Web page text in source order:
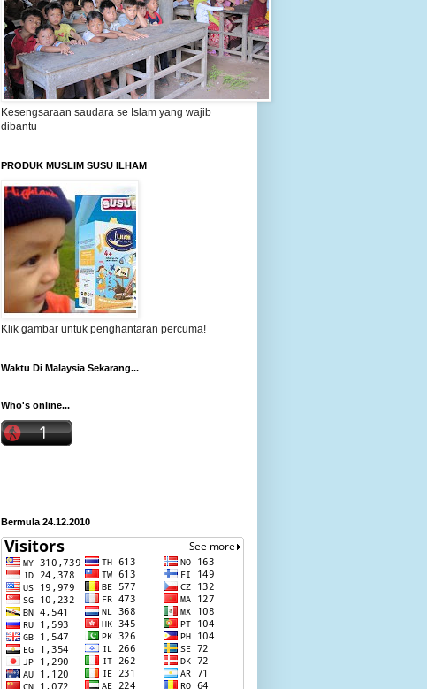
Kesengsaraan saudara se Islam yang wajib
dibantu
PRODUK MUSLIM SUSU ILHAM
Klik gambar untuk penghantaran percuma!
Waktu Di Malaysia Sekarang...
Who's online...
Bermula 24.12.2010